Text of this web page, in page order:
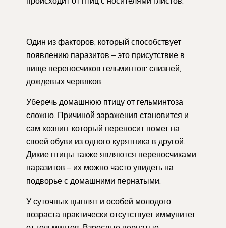
Один из факторов, который способствует
появлению паразитов – это присутствие в
пище переносчиков гельминтов: слизней,
дождевых червяков
Уберечь домашнюю птицу от гельминтоза
сложно. Причиной заражения становится и
сам хозяин, который переносит помет на
своей обуви из одного курятника в другой.
Дикие птицы также являются переносчиками
паразитов – их можно часто увидеть на
подворье с домашними пернатыми.
У суточных цыплят и особей молодого
возраста практически отсутствует иммунитет